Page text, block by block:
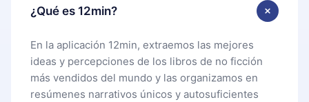
¿Qué es 12min?
En la aplicación 12min, extraemos las mejores
ideas y percepciones de los libros de no ficción
más vendidos del mundo y las organizamos en
resúmenes narrativos únicos y autosuficientes